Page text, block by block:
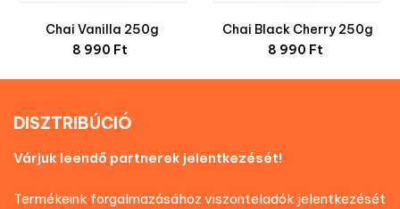
Chai Vanilla 250g
Ár
8 990 Ft
Chai Black Cherry 250g
Ár
8 990 Ft
DISZTRIBÚCIÓ
Várjuk leendő partnerek jelentkezését!
Termékeink forgalmazásához viszonteladók jelentkezését